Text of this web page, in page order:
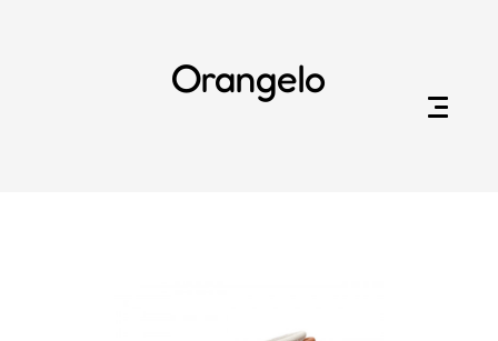
Orangelo